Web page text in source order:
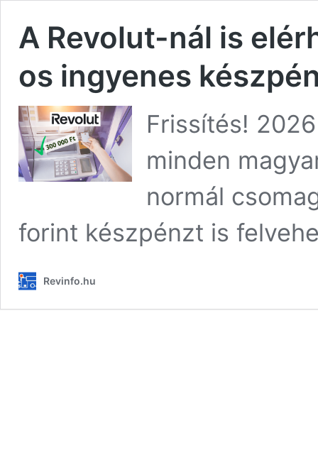
A Revolut-nál is
os ingyenes
Frissítés!
minden
normál
forint készpénzt is
Revinfo.hu